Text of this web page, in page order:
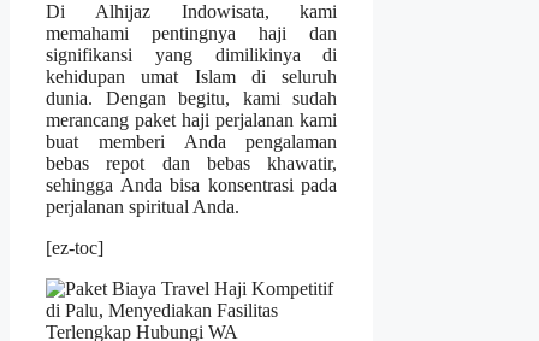
Di Alhijaz Indowisata, kami
memahami pentingnya haji dan
signifikansi yang dimilikinya di
kehidupan umat Islam di seluruh
dunia. Dengan begitu, kami sudah
merancang paket haji perjalanan kami
buat memberi Anda pengalaman
bebas repot dan bebas khawatir,
sehingga Anda bisa konsentrasi pada
perjalanan spiritual Anda.
[ez-toc]